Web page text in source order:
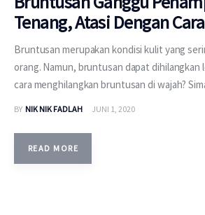
Untuk Bisnis
Untuk Anda
Berita
Layanan
Tenang, Atasi Dengan
Bruntusan merupakan kondisi kulit yang
orang. Namun, bruntusan dapat dihilangkan
cara menghilangkan bruntusan di wajah?
BY NIK NIK FADLAH JUNI 1, 2020
READ MORE